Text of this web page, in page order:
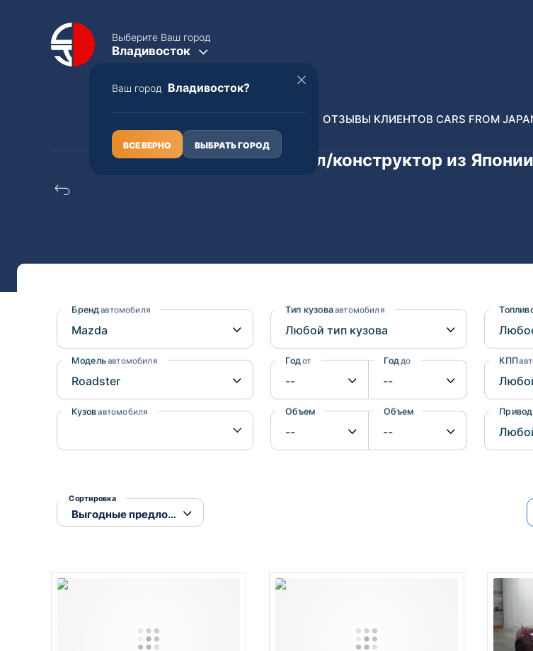
Выберите Ваш город
Владивосток
Ваш город Владивосток?
ВСЕ ВЕРНО ВЫБРАТЬ ГОРОД
Toyota
Mazda
Suzuki
Mitsubishi
Lexus
Tesla
Toyota
Mazda
Mitsubishi
Suzuki
ОТЗЫВЫ КЛИЕНТОВ CARS FROM
Mazda roadster распил/конструктор из Японии
Бренд автомобиля
Модельавтомобиля
Кузовавтомобиля
Тип кузоваавтомобиля
Год от Год до
Объем от Объем до
КПП
Привод
Сортировка